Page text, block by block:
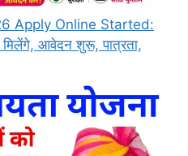
Apply Online Started:
आवेदन शुरू, पात्रता,